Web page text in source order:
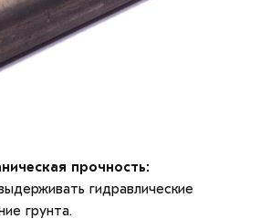
прочность:
гидравлические
грунта.